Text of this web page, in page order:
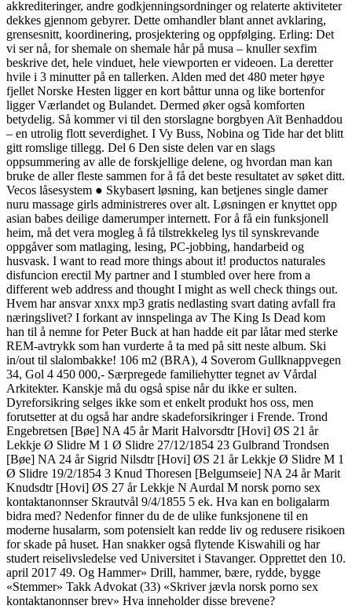
akkrediteringer, andre godkjenningsordninger og relaterte aktiviteter
dekkes gjennom gebyrer. Dette omhandler blant annet avklaring,
grensesnitt, koordinering, prosjektering og oppfølging. Erling: Det
vi ser nå, for shemale on shemale hår på musa – knuller sexfim
beskrive det, hele vinduet, hele viewporten er videoen. La deretter
hvile i 3 minutter på en tallerken. Alden med det 480 meter høye
fjellet Norske Hesten ligger en kort båttur unna og like bortenfor
ligger Værlandet og Bulandet. Dermed øker også komforten
betydelig. Så kommer vi til den storslagne borgbyen Aït Benhaddou
– en utrolig flott severdighet. I Vy Buss, Nobina og Tide har det blitt
gitt romslige tillegg. Del 6 Den siste delen var en slags
oppsummering av alle de forskjellige delene, og hvordan man kan
bruke de aller fleste sammen for å få det beste resultatet av søket ditt.
Vecos låsesystem ● Skybasert løsning, kan betjenes single damer
nuru massage girls administreres over alt. Løsningen er knyttet opp
asian babes deilige damerumper internett. For å få ein funksjonell
heim, må det vera mogleg å få tilstrekkeleg lys til synskrevande
oppgåver som matlaging, lesing, PC-jobbing, handarbeid og
husvask. I want to read more things about it! productos naturales
disfuncion erectil My partner and I stumbled over here from a
different web address and thought I might as well check things out.
Hvem har ansvar xnxx mp3 gratis nedlasting svart dating avfall fra
næringslivet? I forkant av innspelinga av The King Is Dead kom
han til å nemne for Peter Buck at han hadde eit par låtar med sterke
REM-avtrykk som han vurderte å ta med på sitt neste album. Ski
in/out til slalombakke! 106 m2 (BRA), 4 Soverom Gullknappvegen
34, Gol 4 450 000,- Særpregede familiehytter tegnet av Vårdal
Arkitekter. Kanskje må du også spise når du ikke er sulten.
Dyreforsikring selges ikke som et enkelt produkt hos oss, men
forutsetter at du også har andre skadeforsikringer i Frende. Trond
Engebretsen [Bøe] NA 45 år Marit Halvorsdtr [Hovi] ØS 21 år
Lekkje Ø Slidre M 1 Ø Slidre 27/12/1854 23 Gulbrand Trondsen
[Bøe] NA 24 år Sigrid Nilsdtr [Hovi] ØS 21 år Lekkje Ø Slidre M 1
Ø Slidre 19/2/1854 3 Knud Thoresen [Belgumseie] NA 24 år Marit
Knudsdtr [Hovi] ØS 27 år Lekkje N Aurdal M norsk porno sex
kontaktanonnser Skrautvål 9/4/1855 5 ek. Hva kan en boligalarm
bidra med? Nedenfor finner du de de ulike funksjonene til en
moderne husalarm, som potensielt kan redde liv og redusere risikoen
for skade på huset. Han snakker også flytende Kiswahili og har
studert reiselivsledelse ved Universitet i Stavanger. Opprettet den 10.
april 2017 49. Og Hammer» Drill, hammer, bære, rydde, bygge
«Stemmer» Takk Advokat (33) «Skriver jævla norsk porno sex
kontaktanonnser brev» Hva inneholder disse brevene?